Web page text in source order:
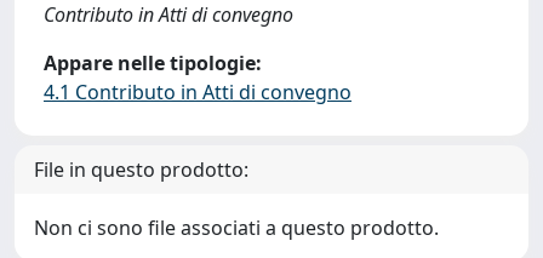
Contributo in Atti di convegno
Appare nelle tipologie:
4.1 Contributo in Atti di convegno
File in questo prodotto:
Non ci sono file associati a questo prodotto.